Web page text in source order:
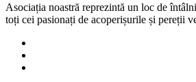
Asociația noastră reprezintă un loc de
toți cei pasionați de acoperișurile și pereții